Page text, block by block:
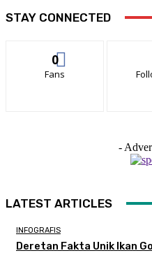
STAY CONNECTED
0
Fans
-
LATEST ARTICLES
INFOGRAFIS
Deretan Fakta Unik Ikan